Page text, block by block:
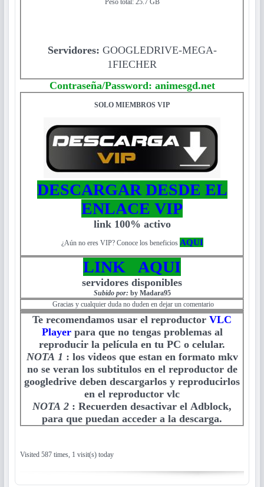
Peso total: 25.7 GB
Servidores: GOOGLEDRIVE-MEGA-
1FIECHER
Contraseña/Password: animesgd.net
SOLO MIEMBROS VIP
DESCARGAR DESDE EL
ENLACE VIP
link 100% activo
¿Aún no eres VIP? Conoce los beneficios AQUI
LINK AQUI
servidores disponibles
Subido por: by Madara95
Gracias y cualquier duda no duden en dejar un comentario
Te recomendamos usar el reproductor VLC
Playerpara que no tengas problemas al
reproducir la película en tu PC o celular.
NOTA 1 : los videos que estan en formato mkv
no se veran los subtitulos en el reproductor de
googledrive deben descargarlos y reproducirlos
en el reproductor vlc
NOTA 2 : Recuerden desactivar el Adblock,
para que puedan acceder a la descarga.
Visited 587 times, 1 visit(s) today